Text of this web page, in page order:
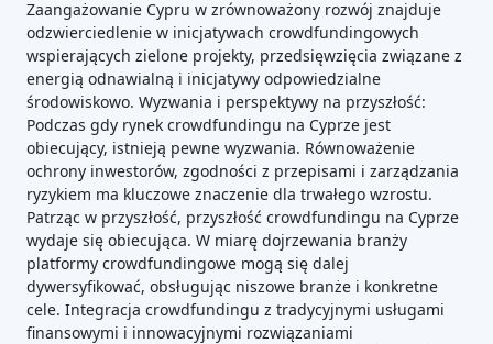
Zaangażowanie Cypru w zrównoważony rozwój znajduje
odzwierciedlenie w inicjatywach crowdfundingowych
wspierających zielone projekty, przedsięwzięcia związane z
energią odnawialną i inicjatywy odpowiedzialne
środowiskowo. Wyzwania i perspektywy na przyszłość:
Podczas gdy rynek crowdfundingu na Cyprze jest
obiecujący, istnieją pewne wyzwania. Równoważenie
ochrony inwestorów, zgodności z przepisami i zarządzania
ryzykiem ma kluczowe znaczenie dla trwałego wzrostu.
Patrząc w przyszłość, przyszłość crowdfundingu na Cyprze
wydaje się obiecująca. W miarę dojrzewania branży
platformy crowdfundingowe mogą się dalej
dywersyfikować, obsługując niszowe branże i konkretne
cele. Integracja crowdfundingu z tradycyjnymi usługami
finansowymi i innowacyjnymi rozwiązaniami